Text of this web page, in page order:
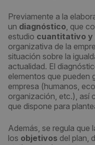
Previamente a la
un diagnóstico, que
estudio cuantitativo
organizativa de la
situación sobre la
actualidad. El
elementos que pueden
empresa (humanos,
organización, etc.), así
que dispone para
Además, se regula que
los objetivos del plan,